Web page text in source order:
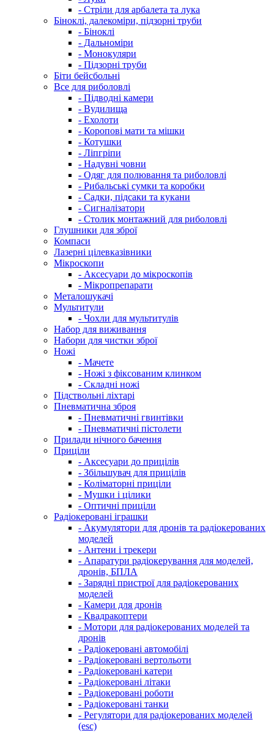
- Стріли для арбалета та лука
Біноклі, далекоміри, підзорні труби
- Біноклі
- Дальноміри
- Монокуляри
- Підзорні труби
Біти бейсбольні
Все для риболовлі
- Підводні камери
- Вудилища
- Ехолоти
- Коропові мати та мішки
- Котушки
- Ліпгріпи
- Надувні човни
- Одяг для полювання та риболовлі
- Рибальські сумки та коробки
- Садки, підсаки та кукани
- Сигналізатори
- Столик монтажний для риболовлі
Глушники для зброї
Компаси
Лазерні цілевказівники
Мікроскопи
- Аксесуари до мікроскопів
- Мікропрепарати
Металошукачі
Мультитули
- Чохли для мультитулів
Набор для виживання
Набори для чистки зброї
Ножі
- Мачете
- Ножі з фіксованим клинком
- Складні ножі
Підствольні ліхтарі
Пневматична зброя
- Пневматичні гвинтівки
- Пневматичні пістолети
Прилади нічного бачення
Приціли
- Аксесуари до прицілів
- Збільшувач для прицілів
- Коліматорні приціли
- Мушки і цілики
- Оптичні приціли
Радіокеровані іграшки
- Акумулятори для дронів та радіокерованих
моделей
- Антени і трекери
- Апаратури радіокерування для моделей,
дронів, БПЛА
- Зарядні пристрої для радіокерованих
моделей
- Камери для дронів
- Квадракоптери
- Мотори для радіокерованих моделей та
дронів
- Радіокеровані автомобілі
- Радіокеровані вертольоти
- Радіокеровані катери
- Радіокеровані літаки
- Радіокеровані роботи
- Радіокеровані танки
- Регулятори для радіокерованих моделей
(esc)